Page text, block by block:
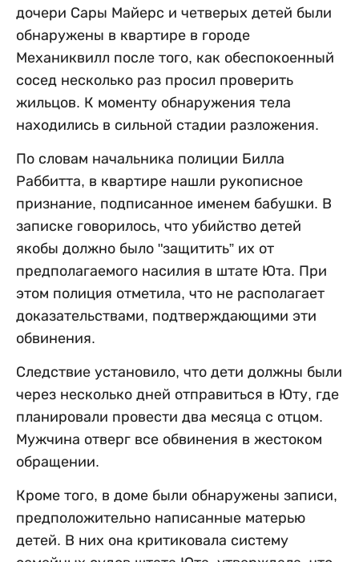
дочери Сары Майерс и четверых детей были
обнаружены в квартире в городе
Механиквилл после того, как обеспокоенный
сосед несколько раз просил проверить
жильцов. К моменту обнаружения тела
находились в сильной стадии разложения.
По словам начальника полиции Билла
Раббитта, в квартире нашли рукописное
признание, подписанное именем бабушки. В
записке говорилось, что убийство детей
якобы должно было "защитить” их от
предполагаемого насилия в штате Юта. При
этом полиция отметила, что не располагает
доказательствами, подтверждающими эти
обвинения.
Следствие установило, что дети должны были
через несколько дней отправиться в Юту, где
планировали провести два месяца с отцом.
Мужчина отверг все обвинения в жестоком
обращении.
Кроме того, в доме были обнаружены записи,
предположительно написанные матерью
детей. В них она критиковала систему